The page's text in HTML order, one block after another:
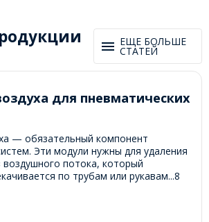
ЕЩЕ БОЛЬШЕ
СТАТЕЙ
для пневматических
— обязательный компонент
Эти модули нужны для удаления
потока, который
по трубам или рукавам...8